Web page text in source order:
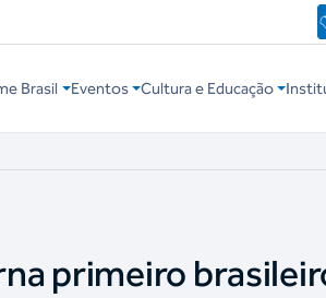
Brasil Eventos Cultura e Educação
primeiro